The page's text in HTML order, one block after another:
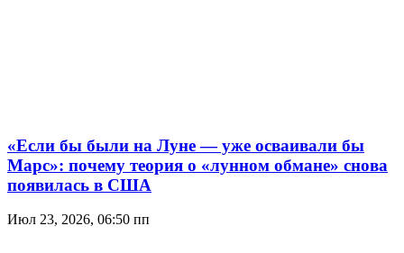
«Если бы были на Луне — уже осваивали бы
Марс»: почему теория о «лунном обмане» снова
появилась в США
Июл 23, 2026, 06:50 пп